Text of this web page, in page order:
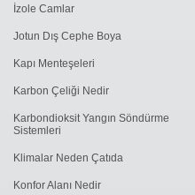
İzole Camlar
Jotun Dış Cephe Boya
Kapı Menteşeleri
Karbon Çeliği Nedir
Karbondioksit Yangın Söndürme
Sistemleri
Klimalar Neden Çatıda
Konfor Alanı Nedir